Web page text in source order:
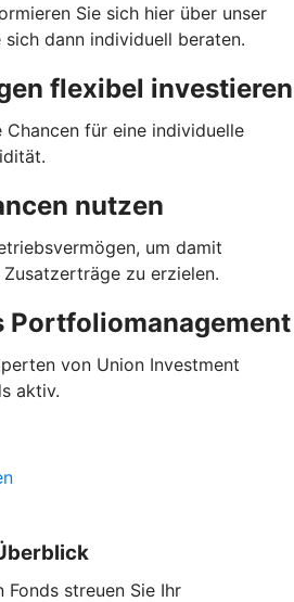
Sie sich hier über unser
dann individuell beraten.
flexibel investieren
Chancen für eine individuelle
nutzen
um damit
zu erzielen.
Portfoliomanagement
von Union Investment
aktiv.
Fonds streuen Sie Ihr